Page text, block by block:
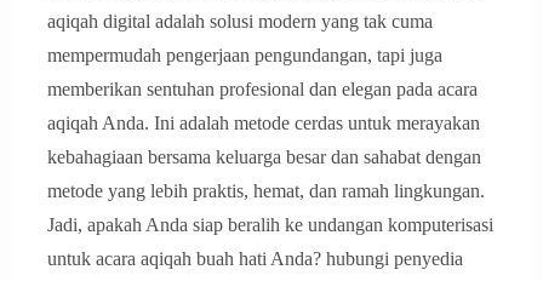
aqiqah digital adalah solusi modern yang tak cuma
mempermudah pengerjaan pengundangan, tapi juga
memberikan sentuhan profesional dan elegan pada acara
aqiqah Anda. Ini adalah metode cerdas untuk merayakan
kebahagiaan bersama keluarga besar dan sahabat dengan
metode yang lebih praktis, hemat, dan ramah lingkungan.
Jadi, apakah Anda siap beralih ke undangan komputerisasi
untuk acara aqiqah buah hati Anda? hubungi penyedia